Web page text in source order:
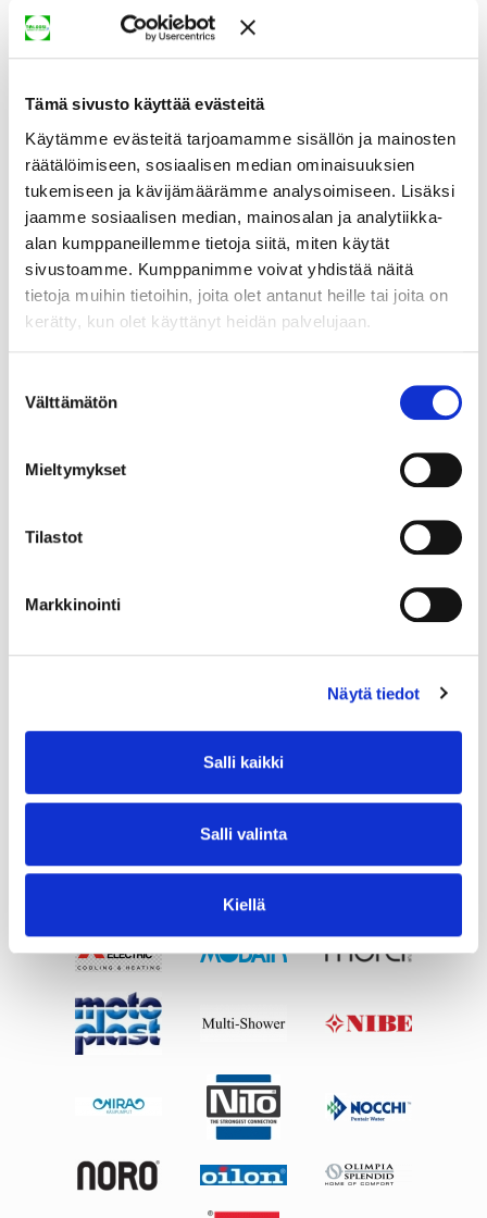
Tämä sivusto käyttää evästeitä
Käytämme evästeitä tarjoamamme sisällön ja mainosten
räätälöimiseen, sosiaalisen median ominaisuuksien
tukemiseen ja kävijämäärämme analysoimiseen. Lisäksi
jaamme sosiaalisen median, mainosalan ja analytiikka-
alan kumppaneillemme tietoja siitä, miten käytät
sivustoamme. Kumppanimme voivat yhdistää näitä
tietoja muihin tietoihin, joita olet antanut heille tai joita on
kerätty, kun olet käyttänyt heidän palvelujaan.
valinta
Välttämätön
Mieltymykset
Tilastot
Markkinointi
Näytä tiedot
Salli kaikki
Salli valinta
Kiellä